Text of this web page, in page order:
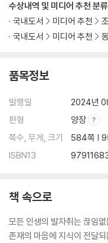
수상내역 및 미디어 추천 분류
국내도서
미디어 추천
국내도서
미디어 추천
품목정보
발행일
2024년
판형
양장
쪽수, 무게, 크기
584쪽 |
ISBN13
책 속으로
모든 인생의 발자취는 끊임
존재의 마음에 지식이 전달